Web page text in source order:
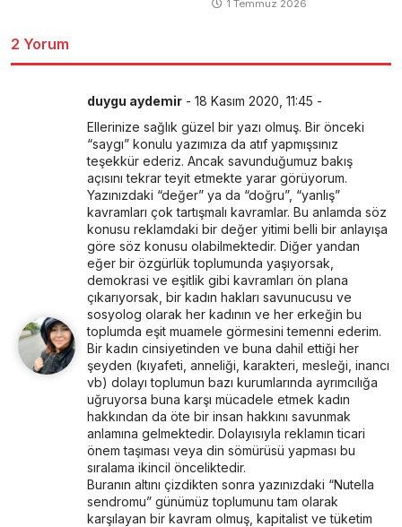
1 Temmuz 2026
2 Yorum
duygu aydemir - 18 Kasım 2020, 11:45 -
Ellerinize sağlık güzel bir yazı olmuş. Bir önceki
“saygı” konulu yazımıza da atıf yapmışsınız
teşekkür ederiz. Ancak savunduğumuz bakış
açısını tekrar teyit etmekte yarar görüyorum.
Yazınızdaki “değer” ya da “doğru”, “yanlış”
kavramları çok tartışmalı kavramlar. Bu anlamda söz
konusu reklamdaki bir değer yitimi belli bir anlayışa
göre söz konusu olabilmektedir. Diğer yandan
eğer bir özgürlük toplumunda yaşıyorsak,
demokrasi ve eşitlik gibi kavramları ön plana
çıkarıyorsak, bir kadın hakları savunucusu ve
sosyolog olarak her kadının ve her erkeğin bu
toplumda eşit muamele görmesini temenni ederim.
Bir kadın cinsiyetinden ve buna dahil ettiği her
şeyden (kıyafeti, anneliği, karakteri, mesleği, inancı
vb) dolayı toplumun bazı kurumlarında ayrımcılığa
uğruyorsa buna karşı mücadele etmek kadın
hakkından da öte bir insan hakkını savunmak
anlamına gelmektedir. Dolayısıyla reklamın ticari
önem taşıması veya din sömürüsü yapması bu
sıralama ikincil önceliktedir.
Buranın altını çizdikten sonra yazınızdaki “Nutella
sendromu” günümüz toplumunu tam olarak
karşılayan bir kavram olmuş, kapitalist ve tüketim